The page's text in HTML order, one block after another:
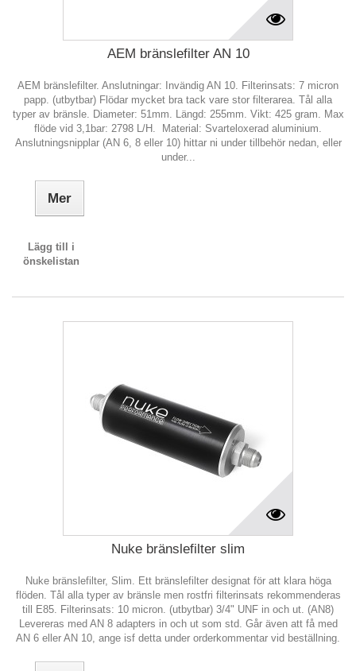
AEM bränslefilter AN 10
AEM bränslefilter. Anslutningar: Invändig AN 10. Filterinsats: 7 micron
papp. (utbytbar) Flödar mycket bra tack vare stor filterarea. Tål alla
typer av bränsle. Diameter: 51mm. Längd: 255mm. Vikt: 425 gram. Max
flöde vid 3,1bar: 2798 L/H. Material: Svarteloxerad aluminium.
Anslutningsnipplar (AN 6, 8 eller 10) hittar ni under tillbehör nedan, eller
under...
Mer
Lägg till i
önskelistan
Nuke bränslefilter slim
Nuke bränslefilter, Slim. Ett bränslefilter designat för att klara höga
flöden. Tål alla typer av bränsle men rostfri filterinsats rekommenderas
till E85. Filterinsats: 10 micron. (utbytbar) 3/4" UNF in och ut. (AN8)
Levereras med AN 8 adapters in och ut som std. Går även att få med
AN 6 eller AN 10, ange isf detta under orderkommentar vid beställning.